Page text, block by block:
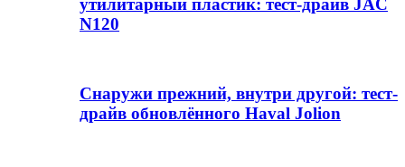
утилитарный пластик: тест-драйв JAC
N120
Снаружи прежний, внутри другой: тест-
драйв обновлённого Haval Jolion